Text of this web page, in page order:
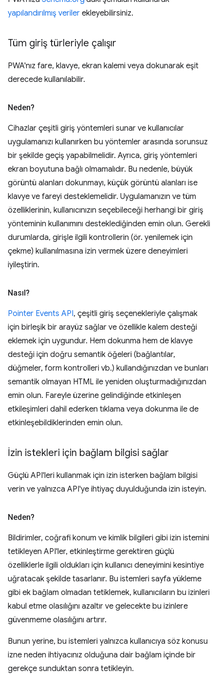
yapılandırılmış veriler ekleyebilirsiniz.
Tüm giriş türleriyle çalışır
PWA'nız fare, klavye, ekran kalemi veya dokunarak eşit
derecede kullanılabilir.
Neden?
Cihazlar çeşitli giriş yöntemleri sunar ve kullanıcılar
uygulamanızı kullanırken bu yöntemler arasında sorunsuz
bir şekilde geçiş yapabilmelidir. Ayrıca, giriş yöntemleri
ekran boyutuna bağlı olmamalıdır. Bu nedenle, büyük
görüntü alanları dokunmayı, küçük görüntü alanları ise
klavye ve fareyi desteklemelidir. Uygulamanızın ve tüm
özelliklerinin, kullanıcınızın seçebileceği herhangi bir giriş
yönteminin kullanımını desteklediğinden emin olun. Gerekli
durumlarda, girişle ilgili kontrollerin (ör. yenilemek için
çekme) kullanılmasına izin vermek üzere deneyimleri
iyileştirin.
Nasıl?
Pointer Events API, çeşitli giriş seçenekleriyle çalışmak
için birleşik bir arayüz sağlar ve özellikle kalem desteği
eklemek için uygundur. Hem dokunma hem de klavye
desteği için doğru semantik öğeleri (bağlantılar,
düğmeler, form kontrolleri vb.) kullandığınızdan ve bunları
semantik olmayan HTML ile yeniden oluşturmadığınızdan
emin olun. Fareyle üzerine gelindiğinde etkinleşen
etkileşimleri dahil ederken tıklama veya dokunma ile de
etkinleşebildiklerinden emin olun.
İzin istekleri için bağlam bilgisi sağlar
Güçlü API'leri kullanmak için izin isterken bağlam bilgisi
verin ve yalnızca API'ye ihtiyaç duyulduğunda izin isteyin.
Neden?
Bildirimler, coğrafi konum ve kimlik bilgileri gibi izin istemini
tetikleyen API'ler, etkinleştirme gerektiren güçlü
özelliklerle ilgili oldukları için kullanıcı deneyimini kesintiye
uğratacak şekilde tasarlanır. Bu istemleri sayfa yükleme
gibi ek bağlam olmadan tetiklemek, kullanıcıların bu izinleri
kabul etme olasılığını azaltır ve gelecekte bu izinlere
güvenmeme olasılığını artırır.
Bunun yerine, bu istemleri yalnızca kullanıcıya söz konusu
izne neden ihtiyacınız olduğuna dair bağlam içinde bir
gerekçe sunduktan sonra tetikleyin.